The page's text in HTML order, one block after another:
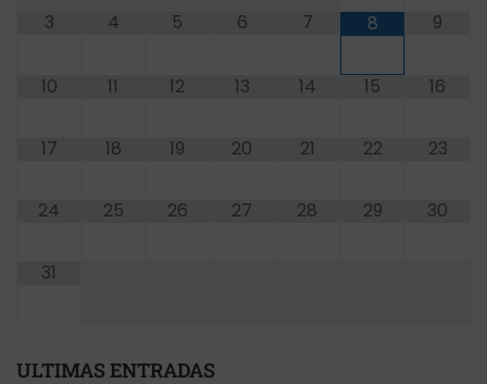
3 4 5 6 7 8 9
10 11 12 13 14 15 16
17 18 19 20 21 22 23
24 25 26 27 28 29 30
31
ULTIMAS ENTRADAS